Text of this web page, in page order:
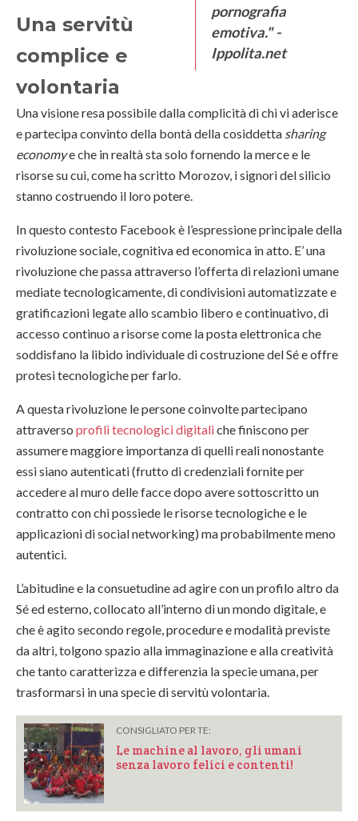
pornografia
emotiva." -
Ippolita.net
Una servitù
complice e
volontaria
Una visione resa possibile dalla complicità di chi vi aderisce
e partecipa convinto della bontà della cosiddetta sharing
economye che in realtà sta solo fornendo la merce e le
risorse su cui, come ha scritto Morozov, i signori del silicio
stanno costruendo il loro potere.
In questo contesto Facebook è l’espressione principale della
rivoluzione sociale, cognitiva ed economica in atto. E’ una
rivoluzione che passa attraverso l’offerta di relazioni umane
mediate tecnologicamente, di condivisioni automatizzate e
gratificazioni legate allo scambio libero e continuativo, di
accesso continuo a risorse come la posta elettronica che
soddisfano la libido individuale di costruzione del Sé e offre
protesi tecnologiche per farlo.
A questa rivoluzione le persone coinvolte partecipano
attraverso profili tecnologici digitaliche finiscono per
assumere maggiore importanza di quelli reali nonostante
essi siano autenticati (frutto di credenziali fornite per
accedere al muro delle facce dopo avere sottoscritto un
contratto con chi possiede le risorse tecnologiche e le
applicazioni di social networking) ma probabilmente meno
autentici.
L’abitudine e la consuetudine ad agire con un profilo altro da
Sé ed esterno, collocato all’interno di un mondo digitale, e
che è agito secondo regole, procedure e modalità previste
da altri, tolgono spazio alla immaginazione e alla creatività
che tanto caratterizza e differenzia la specie umana, per
trasformarsi in una specie di servitù volontaria.
CONSIGLIATO PER TE:
Le machine al lavoro, gli umani
senza lavoro felici e contenti!